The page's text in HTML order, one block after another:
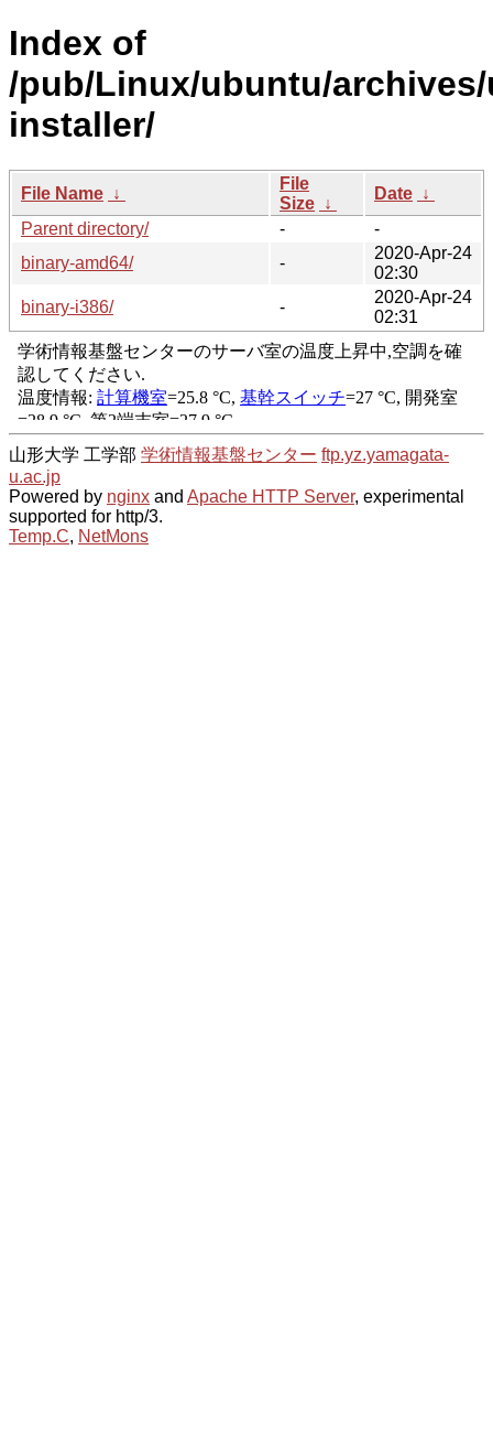
Index of
/pub/Linux/ubuntu/
installer/
File Name ↓
File
Size ↓
Date ↓
Parent directory/
-
-
binary-amd64/
-
2020-Apr-24
02:30
binary-i386/
-
2020-Apr-24
02:31
山形大学 工学部 学術情報基盤センター ftp.yz.yamagata-
u.ac.jp
Powered by nginx and Apache HTTP Server, experimental
supported for http/3.
Temp.C, NetMons